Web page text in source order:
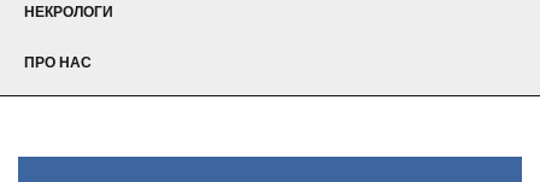
НЕКРОЛОГИ
ПРО НАС